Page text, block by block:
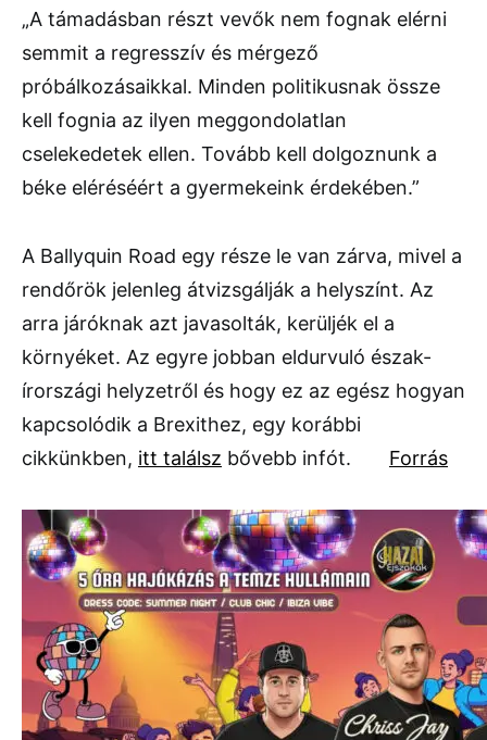
„A támadásban részt vevők nem fognak elérni
semmit a regresszív és mérgező
próbálkozásaikkal. Minden politikusnak össze
kell fognia az ilyen meggondolatlan
cselekedetek ellen. Tovább kell dolgoznunk a
béke eléréséért a gyermekeink érdekében.”
A Ballyquin Road egy része le van zárva, mivel a
rendőrök jelenleg átvizsgálják a helyszínt. Az
arra járóknak azt javasolták, kerüljék el a
környéket. Az egyre jobban eldurvuló észak-
írországi helyzetről és hogy ez az egész hogyan
kapcsolódik a Brexithez, egy korábbi
cikkünkben, itt találsz bővebb infót. Forrás